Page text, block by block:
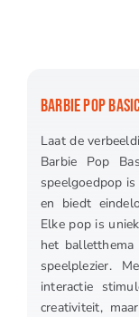
BARBIE POP
Laat de
Barbie Pop
speelgoedpop
en biedt
Elke pop is
het
speelplezier.
interactie
creativiteit,